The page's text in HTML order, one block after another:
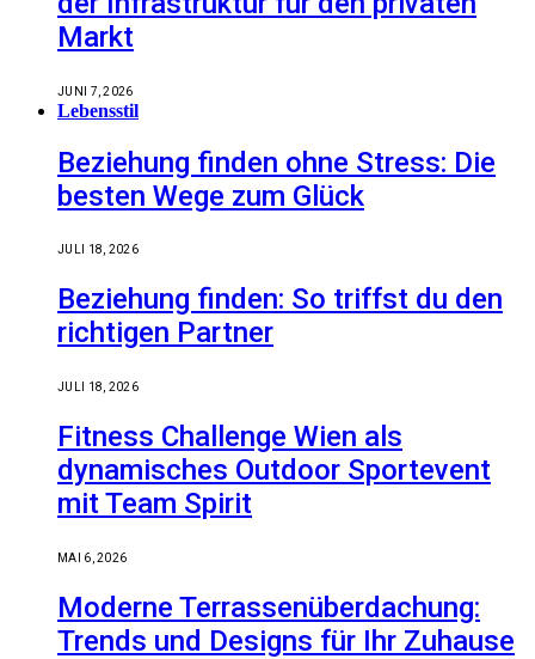
Markt
JUNI 7, 2026
Lebensstil
Beziehung finden ohne Stress: Die
besten Wege zum Glück
JULI 18, 2026
Beziehung finden: So triffst du den
richtigen Partner
JULI 18, 2026
Fitness Challenge Wien als
dynamisches Outdoor Sportevent
mit Team Spirit
MAI 6, 2026
Moderne Terrassenüberdachung:
Trends und Designs für Ihr Zuhause